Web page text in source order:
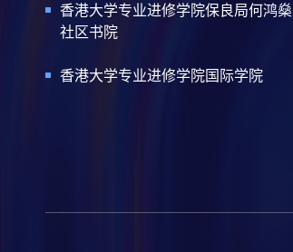
香港大学专业进修学院保良局何鸿燊
社区书院
香港大学专业进修学院国际学院